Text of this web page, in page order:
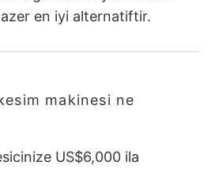
en iyi alternatiftir.
makinesi ne
US$6,000 ila